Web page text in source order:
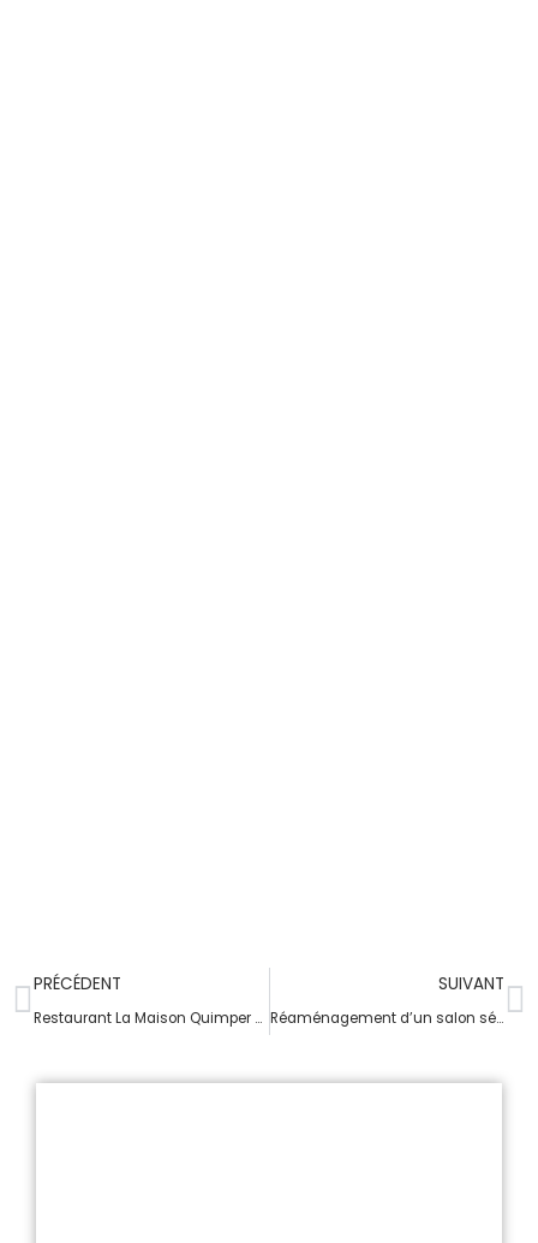
PRÉCÉDENT
Restaurant La Maison Quimper 2/2 (2ème étage)
SUIVANT
Réaménagement d’un salon séjour / cuisine à Quimper